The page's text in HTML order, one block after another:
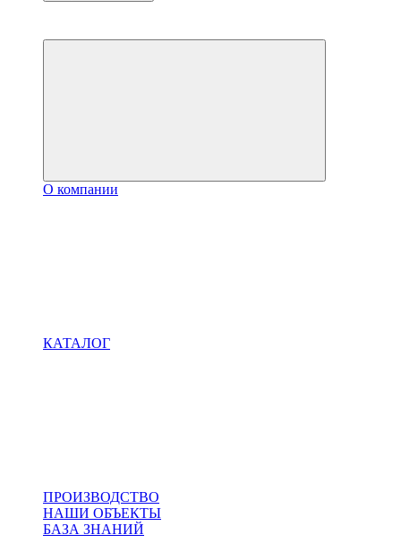
О компании
КАТАЛОГ
ПРОИЗВОДСТВО
НАШИ ОБЪЕКТЫ
БАЗА ЗНАНИЙ